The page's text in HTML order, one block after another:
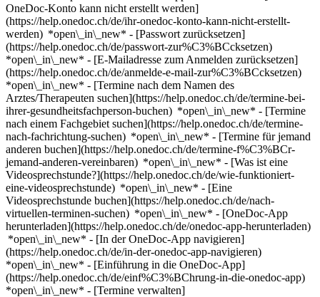
OneDoc-Konto kann nicht erstellt werden]
(https://help.onedoc.ch/de/ihr-onedoc-konto-kann-nicht-erstellt-
werden) *open\_in\_new* - [Passwort zurücksetzen]
(https://help.onedoc.ch/de/passwort-zur%C3%BCcksetzen)
*open\_in\_new* - [E-Mailadresse zum Anmelden zurücksetzen]
(https://help.onedoc.ch/de/anmelde-e-mail-zur%C3%BCcksetzen)
*open\_in\_new* - [Termine nach dem Namen des
Arztes/Therapeuten suchen](https://help.onedoc.ch/de/termine-bei-
ihrer-gesundheitsfachperson-buchen) *open\_in\_new* - [Termine
nach einem Fachgebiet suchen](https://help.onedoc.ch/de/termine-
nach-fachrichtung-suchen) *open\_in\_new* - [Termine für jemand
anderen buchen](https://help.onedoc.ch/de/termine-f%C3%BCr-
jemand-anderen-vereinbaren) *open\_in\_new* - [Was ist eine
Videosprechstunde?](https://help.onedoc.ch/de/wie-funktioniert-
eine-videosprechstunde) *open\_in\_new* - [Eine
Videosprechstunde buchen](https://help.onedoc.ch/de/nach-
virtuellen-terminen-suchen) *open\_in\_new* - [OneDoc-App
herunterladen](https://help.onedoc.ch/de/onedoc-app-herunterladen)
*open\_in\_new* - [In der OneDoc-App navigieren]
(https://help.onedoc.ch/de/in-der-onedoc-app-navigieren)
*open\_in\_new* - [Einführung in die OneDoc-App]
(https://help.onedoc.ch/de/einf%C3%BChrung-in-die-onedoc-app)
*open\_in\_new* - [Termine verwalten](https://help.onedoc.ch/de/termine-verwalten) *open\_in\_new* - [Termine absagen](https://help.onedoc.ch/de/online-gebuchte-termine-absagen) *open\_in\_new* - [Ich erhalte keine Terminbestätigung](https://help.onedoc.ch/de/ich-erhalte-keine-terminbest%C3%A4tigung) *open\_in\_new* [Alle unsere Artikel anzeigen *open\_in\_new*](https://help.onedoc.ch/de/) close ## Ihre Suche bearbeiten ![Haus mit Pluszeichen, das anzeigt, dass eine Konsultation vor Ort möglich ist](https://www.onedoc.ch/assets/images/icons/on-site.svg) Vor Ort ![Kamera mit Play-Symbol, die anzeigt, dass eine Konsultation per Video aus der Ferne möglich ist](https://www.onedoc.ch/assets/images/icons/remote.svg) Virtuell Suche #### Fachrichtung #### Gesundheitsfachperson #### Einrichtung edit Akupunkteur in Nyon tune Filter Neue Patienten*keyboard\_arrow\_down* - Zugelassen*check\_circle* Gesprochene Sprachen*keyboard\_arrow\_down* - Arabisch*check\_circle* - Chinesisch*check\_circle* - Deutsch*check\_circle* - Englisch*check\_circle* - Französisch*check\_circle* - Hindi*check\_circle* - Italienisch*check\_circle* - Japanisch*check\_circle* - Kroatisch*check\_circle* - Lettisch*check\_circle* - Persisch*check\_circle* - Polnisch*check\_circle* - Portugiesisch*check\_circle* - Russisch*check\_circle* - Serbisch*check\_circle* - Slowakisch*check\_circle* - Spanisch*check\_circle* - Tschechisch*check\_circle* - Türkisch*check\_circle* - Vietnamesisch*check\_circle* Geschlecht*keyboard\_arrow\_down* - Weiblich*check\_circle* - Männlich*check\_circle* Netzwerk*keyboard\_arrow\_down* - ASCA*check\_circle* - EMR*check\_circle* - REMED*check\_circle* - NVS*check\_circle* - Medbase*check\_circle* - APTN*check\_circle* - Magellan*check\_circle* - Réseau Delta*check\_circle* Verfügbarkeit*keyboard\_arrow\_down* - Heute*check\_circle* - In den nächsten 3 Tagen*check\_circle* - In den nächsten 7 Tagen*check\_circle* - In den nächsten 14 Tagen*check\_circle* # Akupunktur in Nyon: Buchen Sie heute Ihren Termin online ## 7 Ergebnisse in Nyon [![Herr Matthew Epps, TCM Naturheilpraktiker mit eidg. Dipl. in Nyon](https://assets.onedoc.ch/images/users/29baf96b9a445b8d10dbec985dc609cd0952e33b45c54d90d6ebdb46a8e1c85f-small.jpg "Herr Matthew Epps, TCM Naturheilpraktiker mit eidg. Dipl. in Nyon")](https://www.onedoc.ch/de/tcm-naturheilpraktiker-mit-eidg-dipl/nyon/pcpza/matthew-epps) ### [Herr Matthew Epps](https://www.onedoc.ch/de/tcm-naturheilpraktiker-mit-eidg-dipl/nyon/pcpza/matthew-epps) ![Abzeichen, das ein verifiziertes Profil kennzeichnet](https://www.onedoc.ch/assets/images/icons/checkmark.svg) [TCM Naturheilpraktiker mit eidg. Dipl.](https://www.onedoc.ch/de/tcm-naturheilpraktiker-mit-eidg-dipl/nyon), Akupunkteur [L'Etoile, Espace Thérapeutique](https://www.onedoc.ch/de/medizinische-praxis/nyon/e9me/l-etoile-espace-therapeutique) Rue de la Gare 11 1260 Nyon ![Herr Matthew Epps ist bei ASCA angeschlossen](https://assets.onedoc.ch/images/networks/logos/496d325fd4282f2f0a46197dd629fd16fcd2d324839e441a2a65aaa74df08a15-small.png)![Herr Matthew Epps ist bei EMR angeschlossen](https://assets.onedoc.ch/images/networks/logos/a202aabd14cdddb5ff03205af2481fb805645ff903773c55a6c572d22f23762e-small.png) ![Patient mit Pluszeichen, der anzeigt, dass neue Patienten angenommen werden](https://www.onedoc.ch/assets/images/icons/new-patients.svg)Akzeptiert neue Patienten [Termin buchen](https://www.onedoc.ch/de/tcm-naturheilpraktiker-mit-eidg-dipl/nyon/pcpza/matthew-epps) *chevron\_left* Mo. 03 Aug. *chevron\_right* Mehr Termine anzeigen *error\_outline* Beim Laden der Verfügbarkeiten ist ein Fehler aufgetreten [Erneut versuchen](https://www.onedoc.ch) [![Frau Barbara Nettuno, Akupunkteurin in Nyon](https://assets.onedoc.ch/images/users/37ee7c90a582e88e86a134689a2b98cf126f69e85e4e73412f2a568eabc4a406-small.jpg "Frau Barbara Nettuno, Akupunkteurin in Nyon")](https://www.onedoc.ch/de/akupunkteurin/nyon/pcts5/barbara-nettuno) ### [Frau Barbara Nettuno](https://www.onedoc.ch/de/akupunkteurin/nyon/pcts5/barbara-nettuno) ![Abzeichen, das ein verifiziertes Profil kennzeichnet](https://www.onedoc.ch/assets/images/icons/checkmark.svg) Akupunkteurin [Clinique Bois-Bougy - Centre Ambulatoire](https://www.onedoc.ch/de/gruppenpraxis/nyon/e9bf/clinique-bois-bougy-centre-ambulatoire) Avenue de Bois-Bougy 6 1260 Nyon ![Patient mit Pluszeichen, der anzeigt, dass neue Patienten angenommen werden](https://www.onedoc.ch/assets/images/icons/new-patients.svg)Akzeptiert neue Patienten [Termin buchen](https://www.onedoc.ch/de/akupunkteurin/nyon/pcts5/barbara-nettuno) Expertisen:[Gleichgewichtstraining](https://www.onedoc.ch/de/gleichgewichtstraining/nyon), [Haltungsanalyse](https://www.onedoc.ch/de/haltungsanalyse/nyon), [Rehabilitation des Bewegungsapparates | Muskuloskelettale Rehabilitation](https://www.onedoc.ch/de/rehabilitation-des-bewegungsapparates-muskuloskelettale-rehabilitation/nyon)Mehr anzeigen *chevron\_left* Mo. 03 Aug. *chevron\_right* Mehr Termine anzeigen *error\_outline* Beim Laden der Verfügbarkeiten ist ein Fehler aufgetreten [Erneut versuchen](https://www.onedoc.ch) Expertisen:[Gleichgewichtstraining](https://www.onedoc.ch/de/gleichgewichtstraining/nyon), [Haltungsanalyse](https://www.onedoc.ch/de/haltungsanalyse/nyon), [Rehabilitation des Bewegungsapparates | Muskuloskelettale Rehabilitation](https://www.onedoc.ch/de/rehabilitation-des-bewegungsapparates-muskuloskelettale-rehabilitation/nyon)Mehr anzeigen [![Herr Yogeet Kapoor, Ayurvedische Medizin Therapeut in Nyon](https://assets.onedoc.ch/images/users/f48adb625174b669d17cd85b066eaa12b2ebe524aa610a5cf8089cee4dd12374-small.jpg "Herr Yogeet Kapoor, Ayurvedische Medizin Therapeut in Nyon")](https://www.onedoc.ch/de/ayurvedische-medizin-therapeut/nyon/pcjkd/yogeet-kapoor) ### [Herr Yogeet Kapoor](https://www.onedoc.ch/de/ayurvedische-medizin-therapeut/nyon/pcjkd/yogeet-kapoor) ![Abzeichen, das ein verifiziertes Profil kennzeichnet](https://www.onedoc.ch/assets/images/icons/checkmark.svg) [Ayurvedische Medizin Therapeut](https://www.onedoc.ch/de/ayurvedische-medizin-therapeut/nyon), Akupunkteur [Cabinet de thérapies L'essencce](https://www.onedoc.ch/de/gruppenpraxis/nyon/e6by/cabinet-de-therapies-l-essencce) Rue Juste Olivier 1 1260 Nyon ![Herr Yogeet Kapoor ist bei ASCA angeschlossen](https://assets.onedoc.ch/images/networks/logos/496d325fd4282f2f0a46197dd629fd16fcd2d324839e441a2a65aaa74df08a15-small.png)![Herr Yogeet Kapoor ist bei EMR angeschlossen](https://assets.onedoc.ch/images/networks/logos/a202aabd14cdddb5ff03205af2481fb805645ff903773c55a6c572d22f23762e-small.png) ![Patient mit Pluszeichen, der anzeigt, dass neue Patienten angenommen werden](https://www.onedoc.ch/assets/images/icons/new-patients.svg)Akzeptiert neue Patienten [Termin buchen](https://www.onedoc.ch/de/ayurvedische-medizin-therapeut/nyon/pcjkd/yogeet-kapoor) *chevron\_left* Mo. 03 Aug. *chevron\_right* Mehr Termine anzeigen *error\_outline* Beim Laden der Verfügbarkeiten ist ein Fehler aufgetreten [Erneut versuchen](https://www.onedoc.ch) [![Herr Grégory Barnhill, Akupunkteur in Nyon](https://assets.onedoc.ch/images/users/c79a5c981d25d840f4e607b4cb005848dff2f364ba9339498c8298a136b42678-small.png "Herr Grégory Barnhill, Akupunkteur in Nyon")](https://www.onedoc.ch/de/akupunkteur/nyon/pcqdp/gregory-barnhill) ### [Herr Grégory Barnhill](https://www.onedoc.ch/de/akupunkteur/nyon/pcqdp/gregory-barnhill) ![Abzeichen, das ein verifiziertes Profil kennzeichnet](https://www.onedoc.ch/assets/images/icons/checkmark.svg) Akupunkteur Centre de Santé - Cortot Avenue Alfred Cortot 23 1260 Nyon ![Herr Grégory Barnhill ist bei ASCA angeschlossen](https://assets.onedoc.ch/images/networks/logos/496d325fd4282f2f0a46197dd629fd16fcd2d324839e441a2a65aaa74df08a15-small.png)![Herr Grégory Barnhill ist bei EMR angeschlossen](https://assets.onedoc.ch/images/networks/logos/a202aabd14cdddb5ff03205af2481fb805645ff903773c55a6c572d22f23762e-small.png)![Herr Grégory Barnhill ist bei APTN angeschlossen](https://assets.onedoc.ch/images/networks/logos/acc17c8b8dc440ad01d2aa3030ef85b08b0379c84d0e86cfe5402c471516a0c9-small.png) ![Patient mit Pluszeichen, der anzeigt, dass neue Patienten angenommen werden](https://www.onedoc.ch/assets/images/icons/new-patients.svg)Akzeptiert neue Patienten [Termin buchen](https://www.onedoc.ch/de/akupunkteur/nyon/pcqdp/gregory-barnhill) [![Frau Alexia Seguy, Akupunkteurin in Nyon](https://assets.onedoc.ch/images/users/a544c6f14c9e20b49ba94912e269686205d998c1b339ef25339c5315932128bf-small.jpg "Frau Alexia Seguy, Akupunkteurin in Nyon")](https://www.onedoc.ch/de/akupunkteurin/nyon/pb430/alexia-seguy) ### [Frau Alexia Seguy](https://www.onedoc.ch/de/akupunkteurin/nyon/pb430/alexia-seguy) ![Abzeichen, das ein verifiziertes Profil kennzeichnet](https://www.onedoc.ch/assets/images/icons/checkmark.svg) Akupunkteurin Cabinet d'acupuncture Avenue Alfred Cortot 7F 1260 Nyon ![Frau Alexia Seguy ist bei ASCA angeschlossen](https://assets.onedoc.ch/images/networks/logos/496d325fd4282f2f0a46197dd629fd16fcd2d324839e441a2a65aaa74df08a15-small.png)![Frau Alexia Seguy ist bei EMR angeschlossen](https://assets.onedoc.ch/images/networks/logos/a202aabd14cdddb5ff03205af2481fb805645ff903773c55a6c572d22f23762e-small.png) ![Patient mit Pluszeichen, der anzeigt, dass neue Patienten angenommen werden](https://www.onedoc.ch/assets/images/icons/new-patients.svg)Akzeptiert neue Patienten [Termin buchen](https://www.onedoc.ch/de/akupunkteurin/nyon/pb430/alexia-seguy) [![Dr. Didier Jolivet, Akupunkteur in Nyon](https://assets.onedoc.ch/images/users/f0d048f0ed78c0c609780d742a13a8799e0ec7dc78fd7217df87115eff4a7300-small.png "Dr. Didier Jolivet, Akupunkteur in Nyon")](https://www.onedoc.ch/de/akupunkteur/nyon/pc271/dr-didier-jolivet) ### [Dr. Didier Jolivet](https://www.onedoc.ch/de/akupunkteur/nyon/pc271/dr-didier-jolivet) ![Abzeichen, das ein verifiziertes Profil kennz